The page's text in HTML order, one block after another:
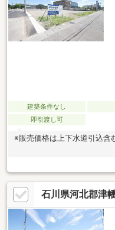
建築条件なし
即引渡し可
※販売価格は上下水道引込含
石川県河北郡津